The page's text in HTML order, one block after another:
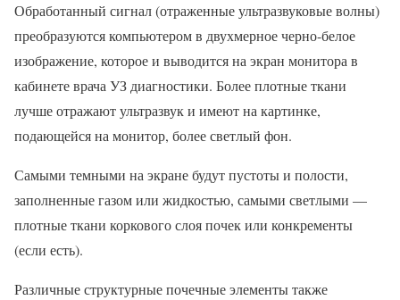
Обработанный сигнал (отраженные ультразвуковые волны)
преобразуются компьютером в двухмерное черно-белое
изображение, которое и выводится на экран монитора в
кабинете врача УЗ диагностики. Более плотные ткани
лучше отражают ультразвук и имеют на картинке,
подающейся на монитор, более светлый фон.
Самыми темными на экране будут пустоты и полости,
заполненные газом или жидкостью, самыми светлыми —
плотные ткани коркового слоя почек или конкременты
(если есть).
Различные структурные почечные элементы также